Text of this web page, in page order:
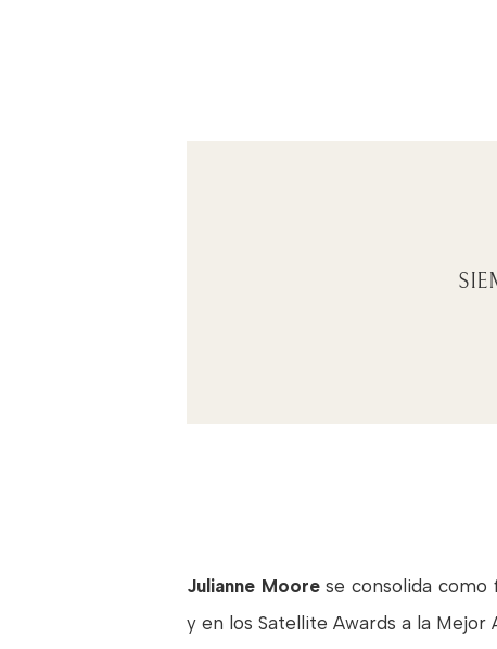
Julianne Moorese consolida como
y en los Satellite Awards a la Mejor